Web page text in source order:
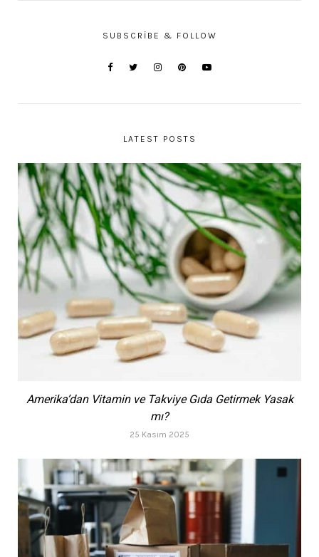
SUBSCRIBE & FOLLOW
LATEST POSTS
Amerika’dan Vitamin ve Takviye Gıda Getirmek Yasak
mı?
25 Kasım 2025